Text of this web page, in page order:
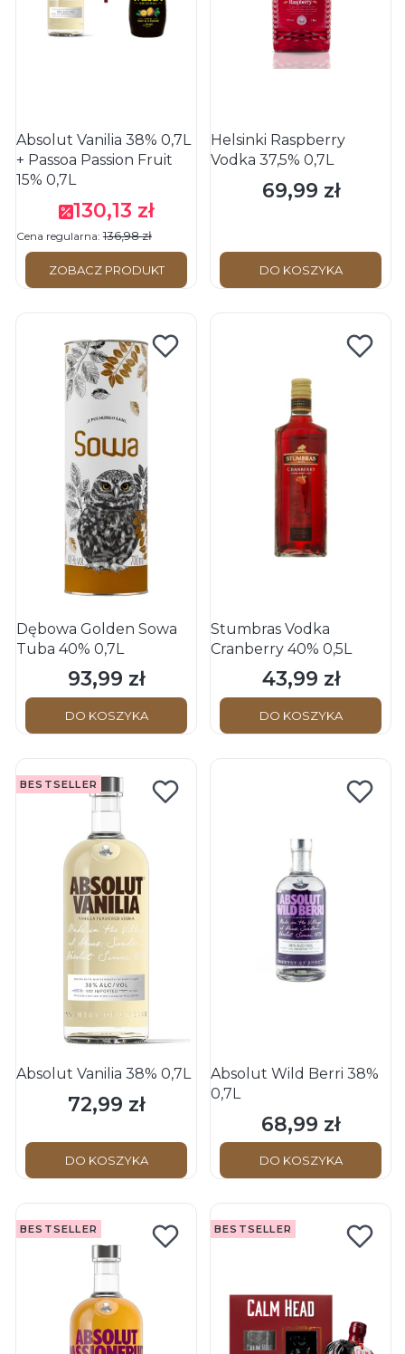
Absolut Vanilia 38% 0,7L
+ Passoa Passion Fruit
15% 0,7L
Cena promocyjna
130,13 zł
Cena regularna: 136,98 zł
ZOBACZ PRODUKT
Helsinki Raspberry
Vodka 37,5% 0,7L
Cena
69,99 zł
DO KOSZYKA
Dębowa Golden Sowa
Tuba 40% 0,7L
Cena
93,99 zł
DO KOSZYKA
Stumbras Vodka
Cranberry 40% 0,5L
Cena
43,99 zł
DO KOSZYKA
BESTSELLER
Absolut Vanilia 38% 0,7L
Cena
72,99 zł
DO KOSZYKA
Absolut Wild Berri 38%
0,7L
Cena
68,99 zł
DO KOSZYKA
BESTSELLER BESTSELLER